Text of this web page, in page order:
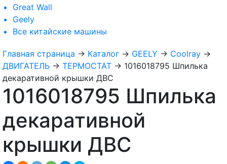
Great Wall
Geely
Все китайские машины
Главная страница → Каталог → GEELY → Coolray →
ДВИГАТЕЛЬ → ТЕРМОСТАТ → 1016018795 Шпилька
декаративной крышки ДВС
1016018795 Шпилька
декаративной
крышки ДВС